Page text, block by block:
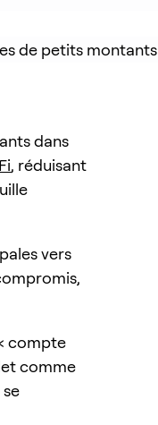
de petits montants
dans
, réduisant
vers
compte
comme